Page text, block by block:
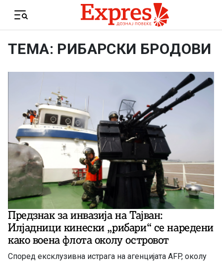
Menu
ТЕМА: РИБАРСКИ БРОДОВИ
Предзнак за инвазија на Тајван:
Илјадници кинески „рибари“ се наредени
како воена флота околу островот
Според ексклузивна истрага на агенцијата AFP, околу